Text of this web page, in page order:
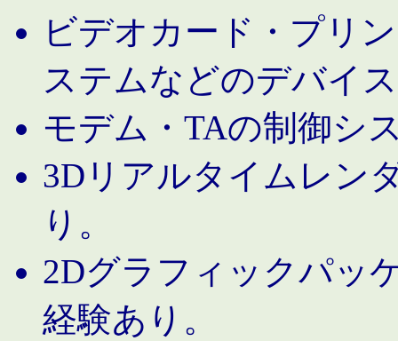
ビデオカード・プリ
ステムなどのデバイ
モデム・TAの制御シ
3Dリアルタイムレン
り。
2Dグラフィックパッ
経験あり。